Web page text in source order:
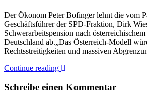
Der Ökonom Peter Bofinger lehnt die vom
Geschäftsführer der SPD-Fraktion, Dirk
Schwerarbeitspension nach
Deutschland ab.„Das Österreich-Modell
Rechtsstreitigkeiten und massiven
Continue reading
Schreibe einen Kommentar